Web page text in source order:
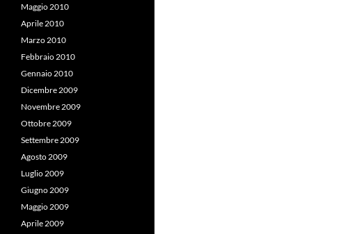
Maggio 2010
Aprile 2010
Marzo 2010
Febbraio 2010
Gennaio 2010
Dicembre 2009
Novembre 2009
Ottobre 2009
Settembre 2009
Agosto 2009
Luglio 2009
Giugno 2009
Maggio 2009
Aprile 2009